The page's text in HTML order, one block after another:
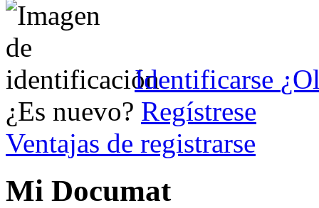
Identificarse
¿Es nuevo? Regístrese
Ventajas de registrarse
Mi Documat